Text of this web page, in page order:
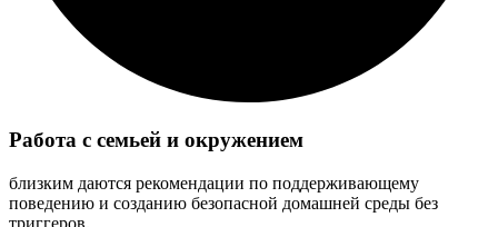
Работа с семьей и окружением
близким даются рекомендации по поддерживающему
поведению и созданию безопасной домашней среды без
триггеров.